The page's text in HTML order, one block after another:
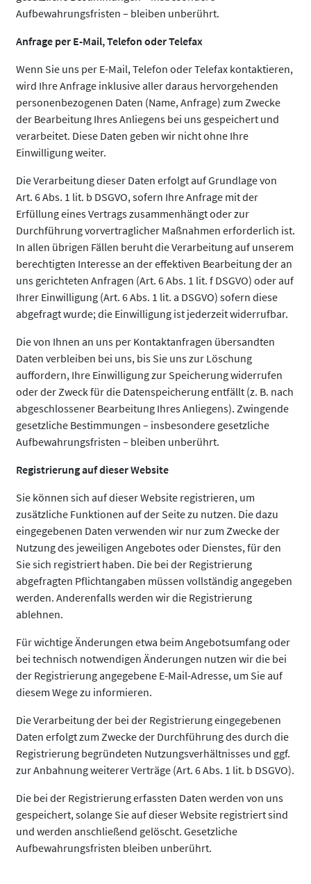
Aufbewahrungsfristen – bleiben unberührt.
Anfrage per E-Mail, Telefon oder Telefax
Wenn Sie uns per E-Mail, Telefon oder Telefax kontaktieren,
wird Ihre Anfrage inklusive aller daraus hervorgehenden
personenbezogenen Daten (Name, Anfrage) zum Zwecke
der Bearbeitung Ihres Anliegens bei uns gespeichert und
verarbeitet. Diese Daten geben wir nicht ohne Ihre
Einwilligung weiter.
Die Verarbeitung dieser Daten erfolgt auf Grundlage von
Art. 6 Abs. 1 lit. b DSGVO, sofern Ihre Anfrage mit der
Erfüllung eines Vertrags zusammenhängt oder zur
Durchführung vorvertraglicher Maßnahmen erforderlich ist.
In allen übrigen Fällen beruht die Verarbeitung auf unserem
berechtigten Interesse an der effektiven Bearbeitung der an
uns gerichteten Anfragen (Art. 6 Abs. 1 lit. f DSGVO) oder auf
Ihrer Einwilligung (Art. 6 Abs. 1 lit. a DSGVO) sofern diese
abgefragt wurde; die Einwilligung ist jederzeit widerrufbar.
Die von Ihnen an uns per Kontaktanfragen übersandten
Daten verbleiben bei uns, bis Sie uns zur Löschung
auffordern, Ihre Einwilligung zur Speicherung widerrufen
oder der Zweck für die Datenspeicherung entfällt (z. B. nach
abgeschlossener Bearbeitung Ihres Anliegens). Zwingende
gesetzliche Bestimmungen – insbesondere gesetzliche
Aufbewahrungsfristen – bleiben unberührt.
Registrierung auf dieser Website
Sie können sich auf dieser Website registrieren, um
zusätzliche Funktionen auf der Seite zu nutzen. Die dazu
eingegebenen Daten verwenden wir nur zum Zwecke der
Nutzung des jeweiligen Angebotes oder Dienstes, für den
Sie sich registriert haben. Die bei der Registrierung
abgefragten Pflichtangaben müssen vollständig angegeben
werden. Anderenfalls werden wir die Registrierung
ablehnen.
Für wichtige Änderungen etwa beim Angebotsumfang oder
bei technisch notwendigen Änderungen nutzen wir die bei
der Registrierung angegebene E-Mail-Adresse, um Sie auf
diesem Wege zu informieren.
Die Verarbeitung der bei der Registrierung eingegebenen
Daten erfolgt zum Zwecke der Durchführung des durch die
Registrierung begründeten Nutzungsverhältnisses und ggf.
zur Anbahnung weiterer Verträge (Art. 6 Abs. 1 lit. b DSGVO).
Die bei der Registrierung erfassten Daten werden von uns
gespeichert, solange Sie auf dieser Website registriert sind
und werden anschließend gelöscht. Gesetzliche
Aufbewahrungsfristen bleiben unberührt.